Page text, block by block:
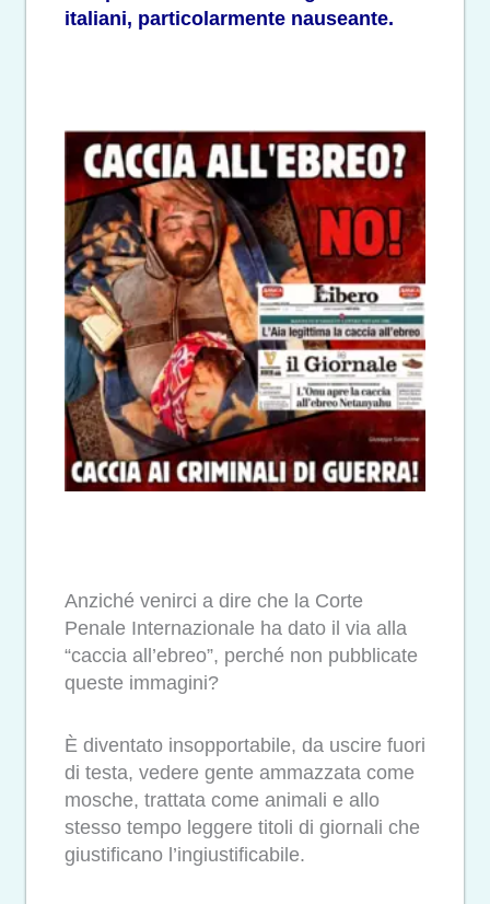
italiani, particolarmente nauseante.
Anziché venirci a dire che la Corte
Penale Internazionale ha dato il via alla
“caccia all’ebreo”, perché non pubblicate
queste immagini?
È diventato insopportabile, da uscire fuori
di testa, vedere gente ammazzata come
mosche, trattata come animali e allo
stesso tempo leggere titoli di giornali che
giustificano l’ingiustificabile.